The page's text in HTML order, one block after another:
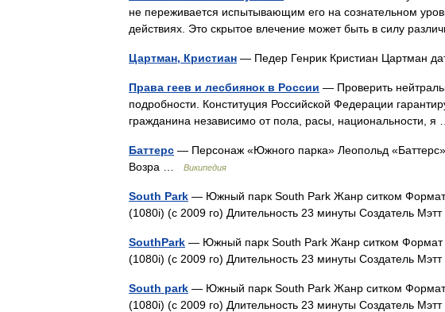
не переживается испытывающим его на сознательном
действиях. Это скрытое влечение может быть в силу
Цартман, Кристиан — Педер Генрик Кристиан Цартман
Права геев и лесбиянок в России — Проверить
подробности. Конституция Российской Федерации
гражданина независимо от пола, расы, национальности,
Баттерс — Персонаж «Южного парка» Леопольд
Возра …
Википедия
South Park — Южный парк South Park Жанр ситком
(1080i) (с 2009 го) Длительность 23 минуты Создатель
SouthPark — Южный парк South Park Жанр ситком Формат
(1080i) (с 2009 го) Длительность 23 минуты Создатель
South park — Южный парк South Park Жанр ситком
(1080i) (с 2009 го) Длительность 23 минуты Создатель